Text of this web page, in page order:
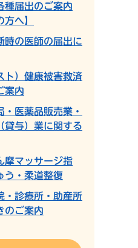
種届出のご案内
方へ】
時の医師の届出に
ト）健康被害救済
案内
・医薬品販売業・
貸与）業に関する
摩マッサージ指
う・柔道整復
・診療所・助産所
のご案内